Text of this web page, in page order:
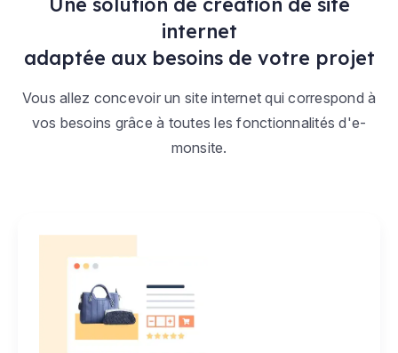
internet
adaptée aux besoins de votre projet
Vous allez concevoir un site internet qui correspond à
vos besoins grâce à toutes les fonctionnalités d'e-
monsite.